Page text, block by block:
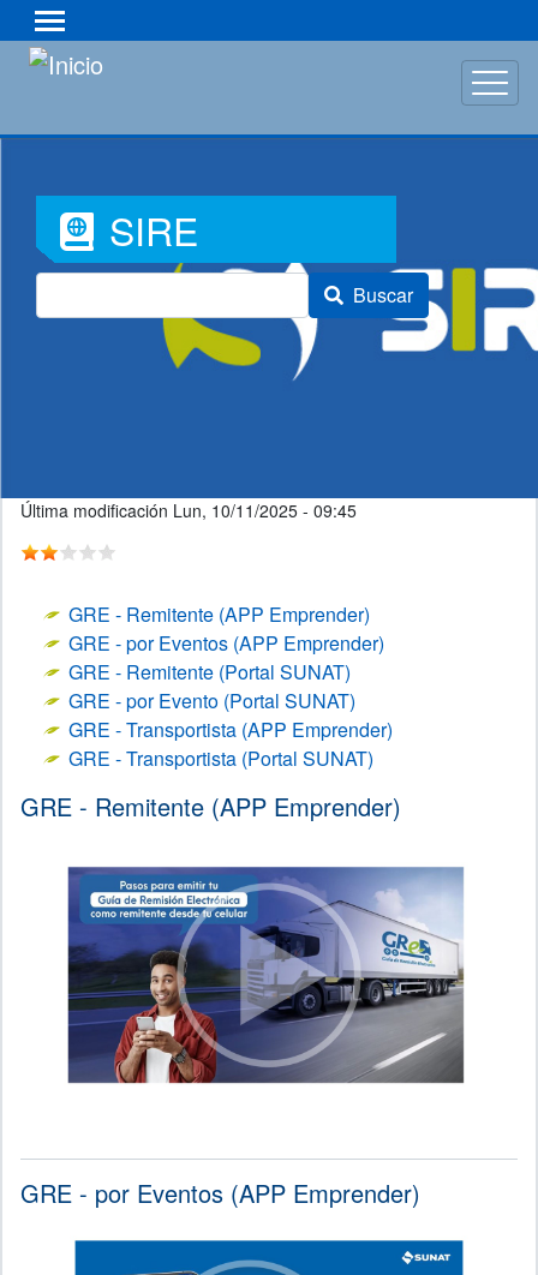
al
Font
Awesome
SIRE
Buscar
Última modificación Lun, 10/11/2025 - 09:45
GRE - Remitente (APP Emprender)
GRE - por Eventos (APP Emprender)
GRE - Remitente (Portal SUNAT)
GRE - por Evento (Portal SUNAT)
GRE - Transportista (APP Emprender)
GRE - Transportista (Portal SUNAT)
GRE - Remitente (APP Emprender)
GRE - por Eventos (APP Emprender)